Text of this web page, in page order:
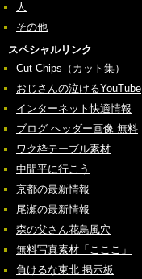
人
その他
スペシャルリンク
Cut Chips（カット集）
おじさんの泣けるYouTube
インターネット快適情報
ブログ ヘッダー画像 無料
ワク枠テーブル素材
中間平に行こう
京都の最新情報
尾瀬の最新情報
森の父さん花鳥風穴
無料写真素材「こここ」
負けるな東北 掲示板